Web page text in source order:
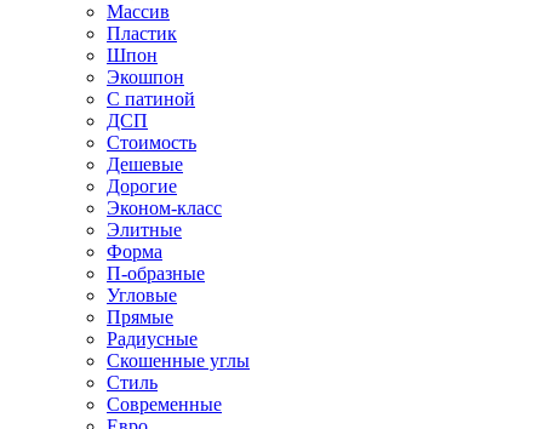
Массив
Пластик
Шпон
Экошпон
С патиной
ДСП
Стоимость
Дешевые
Дорогие
Эконом-класс
Элитные
Форма
П-образные
Угловые
Прямые
Радиусные
Скошенные углы
Стиль
Современные